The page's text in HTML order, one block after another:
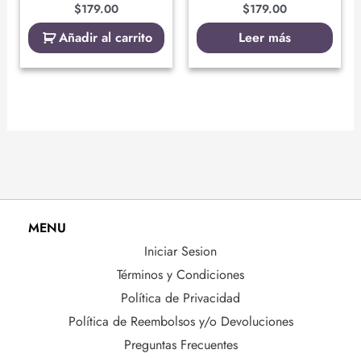
$179.00
Añadir al carrito
$179.00
Leer más
MENU
Iniciar Sesion
Términos y Condiciones
Política de Privacidad
Política de Reembolsos y/o Devoluciones
Preguntas Frecuentes